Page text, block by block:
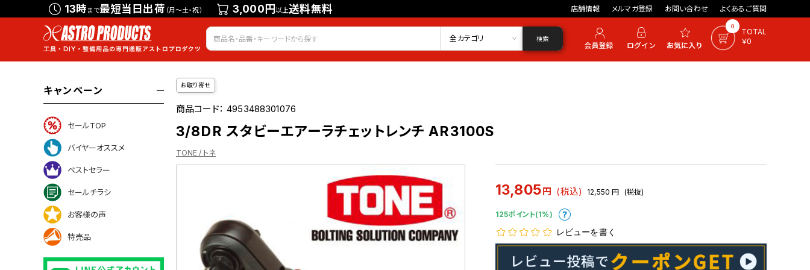
13時まで最短当日出荷 （月～土・祝） 3,000円以上送料無料 店舗情報 メルマガ登録 お問い合わせ よくあるご質問
会員登録 ログイン お気に入り 0
TOTAL
￥0
全カテゴリ 検索
キャンペーン
セールTOP
バイヤーオススメ
ベストセラー
セールチラシ
お客様の声
特売品
お取り寄せ
商品コード：4953488301076
3/8DR スタビーエアーラチェットレンチ AR3100S
TONE / トネ
13,805円 (税込) 12,550 円 (税抜)
125ポイント(1%)
レビューを書く